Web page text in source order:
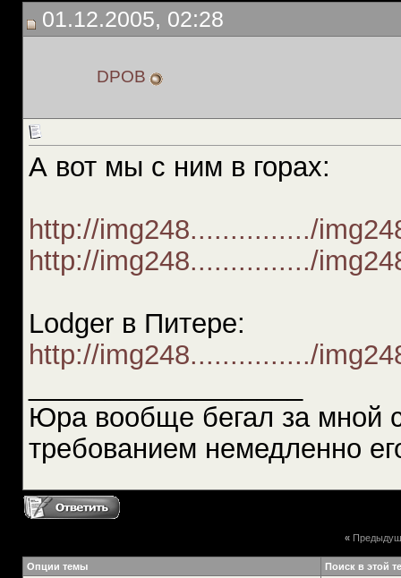
01.12.2005, 02:28
DPOB
А вот мы с ним в горах:
http://img248.............../
http://img248.............../
Lodger в Питере:
http://img248.............../
Юра вообще бегал за мной
требованием немедленно
«
Опции темы Поиск в этой